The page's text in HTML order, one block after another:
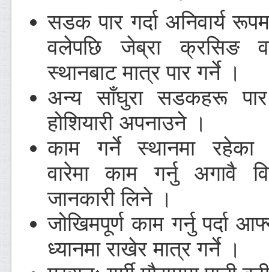
सडक पार गर्दा अनिवार्य
वलेपछि जेब्रा क्रसिङ
स्थानबाट मात्र पार गर्ने ।
अन्य साँघुरा सडकहरू
होशियारी अपनाउने ।
काम गर्ने स्थानमा रहेका
वारेमा काम गर्नु अगावै
जानकारी लिने ।
जोखिमपूर्ण काम गर्नु पर्दा
ध्यानमा राखेर मात्र गर्ने ।